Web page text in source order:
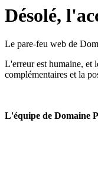
Désolé,
Le pare-feu web de
L'erreur est humaine, et
complémentaires et la
L'équipe de Domaine